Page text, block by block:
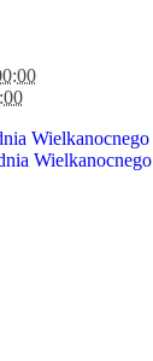
Wielkanocnego
Wielkanocnego